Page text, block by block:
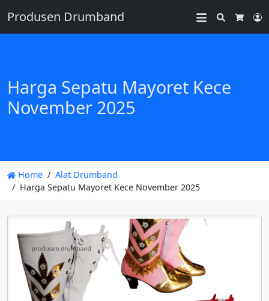
Produsen Drumband
Search
Harga Sepatu Mayoret Kece
November 2025
Home
Alat Drumband
Harga Sepatu Mayoret Kece November 2025